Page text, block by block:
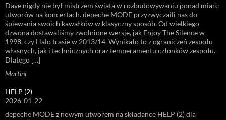
Dave nigdy nie był mistrzem świata w rozbudowywaniu ponad miarę
utworów na koncertach. depeche MODE przyzwyczaili nas do
śpiewania swoich kawałków w klasyczny sposób. Od wielkiego
dzwona dostawaliśmy zwolnione wersje, jak Enjoy The Silence w
1998, czy Halo trasie w 2013/14. Wynikało to z ograniczeń zespołu
własnych, jak i technicznych oraz temperamentu członków zespołu.
Dlatego […]
Martini
HELP (2)
2026-01-22
depeche MODE z nowym utworem na składance HELP (2) dla